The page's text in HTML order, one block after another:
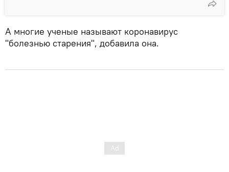
А многие ученые называют коронавирус
"болезнью старения", добавила она.